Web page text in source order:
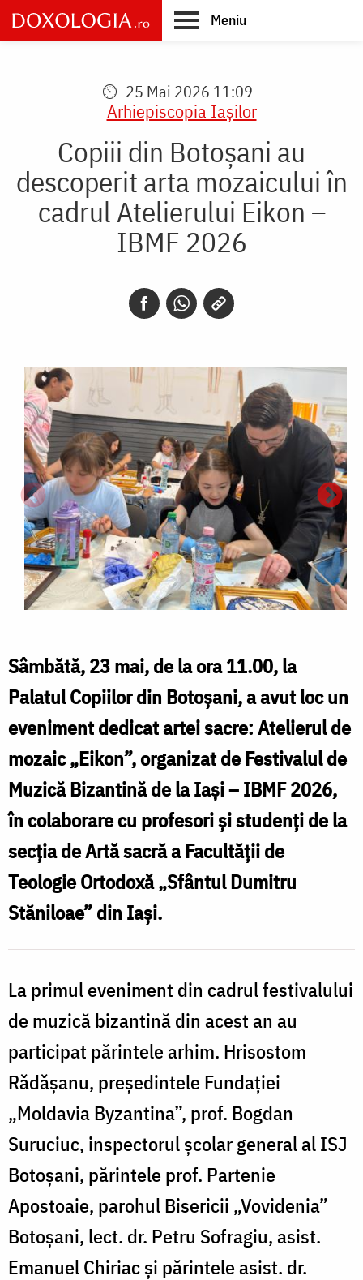
Skip
to
main
Meniu
25 Mai 2026 11:09
Arhiepiscopia Iaşilor
Copiii din Botoșani au
descoperit arta mozaicului în
cadrul Atelierului Eikon –
IBMF 2026
Sâmbătă, 23 mai, de la ora 11.00, la
Palatul Copiilor din Botoșani, a avut loc un
eveniment dedicat artei sacre: Atelierul de
mozaic „Eikon”, organizat de Festivalul de
Muzică Bizantină de la Iași – IBMF 2026,
în colaborare cu profesori și studenți de la
secția de Artă sacră a Facultății de
Teologie Ortodoxă „Sfântul Dumitru
Stăniloae” din Iași.
La primul eveniment din cadrul festivalului
de muzică bizantină din acest an au
participat părintele arhim. Hrisostom
Rǎdǎşanu, președintele Fundației
„Moldavia Byzantina”, prof. Bogdan
Suruciuc, inspectorul școlar general al ISJ
Botoşani, părintele prof. Partenie
Apostoaie, parohul Bisericii „Vovidenia”
Botoşani, lect. dr. Petru Sofragiu, asist.
Emanuel Chiriac și părintele asist. dr.